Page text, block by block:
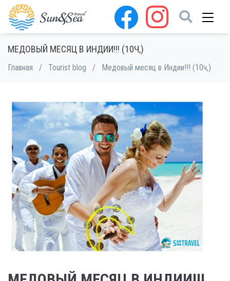
МЕДОВЫЙ МЕСЯЦ В ИНДИИ!!! (10Ч,)
Главная / Tourist blog / Медовый месяц в Индии!!! (10ч,)